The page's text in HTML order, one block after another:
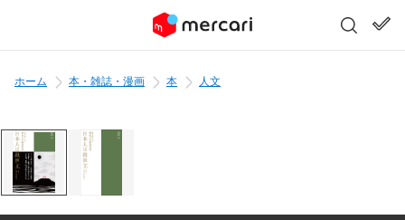
ホーム 本・雑誌・漫画 本 人文